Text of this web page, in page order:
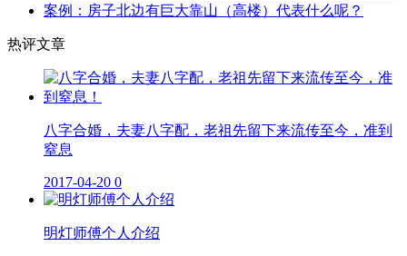
案例：房子北边有巨大靠山（高楼）代表什么呢？
热评文章
八字合婚，夫妻八字配，老祖先留下来流传至今，准到
窒息
2017-04-20 0
明灯师傅个人介绍